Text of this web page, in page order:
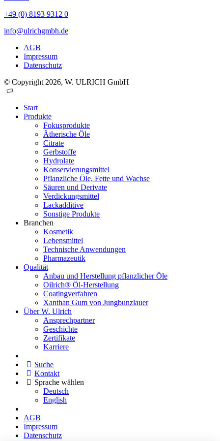
+49 (0) 8193 9312 0
info@ulrichgmbh.de
AGB
Impressum
Datenschutz
© Copyright 2026, W. ULRICH GmbH
Start
Produkte
Fokusprodukte
Ätherische Öle
Citrate
Gerbstoffe
Hydrolate
Konservierungsmittel
Pflanzliche Öle, Fette und Wachse
Säuren und Derivate
Verdickungsmittel
Lackadditive
Sonstige Produkte
Branchen
Kosmetik
Lebensmittel
Technische Anwendungen
Pharmazeutik
Qualität
Anbau und Herstellung pflanzlicher Öle
Oilrich® Öl-Herstellung
Coatingverfahren
Xanthan Gum von Jungbunzlauer
Über W. Ulrich
Ansprechpartner
Geschichte
Zertifikate
Karriere
Suche
Kontakt
Sprache wählen
Deutsch
English
AGB
Impressum
Datenschutz